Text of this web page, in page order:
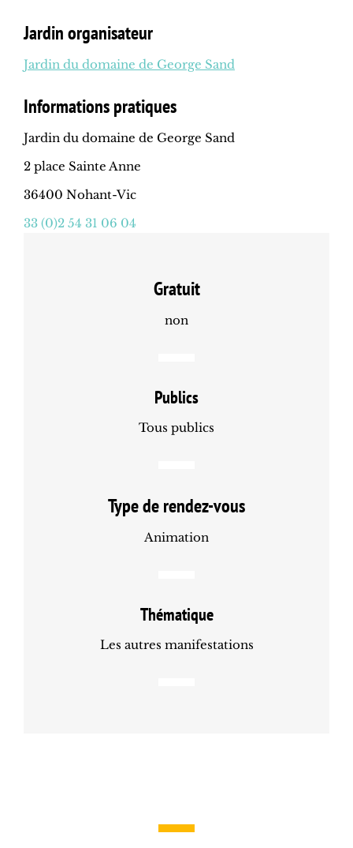
Jardin organisateur
Jardin du domaine de George Sand
Informations pratiques
Jardin du domaine de George Sand
2 place Sainte Anne
36400 Nohant-Vic
33 (0)2 54 31 06 04
Gratuit
non
Publics
Tous publics
Type de rendez-vous
Animation
Thématique
Les autres manifestations